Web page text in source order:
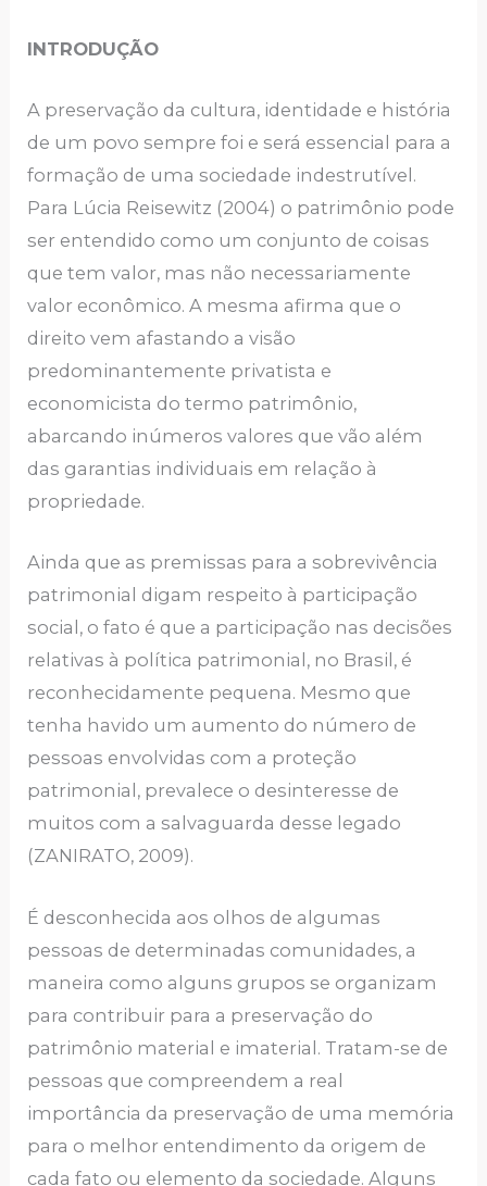
INTRODUÇÃO
A preservação da cultura, identidade e história
de um povo sempre foi e será essencial para a
formação de uma sociedade indestrutível.
Para Lúcia Reisewitz (2004) o patrimônio pode
ser entendido como um conjunto de coisas
que tem valor, mas não necessariamente
valor econômico. A mesma afirma que o
direito vem afastando a visão
predominantemente privatista e
economicista do termo patrimônio,
abarcando inúmeros valores que vão além
das garantias individuais em relação à
propriedade.
Ainda que as premissas para a sobrevivência
patrimonial digam respeito à participação
social, o fato é que a participação nas decisões
relativas à política patrimonial, no Brasil, é
reconhecidamente pequena. Mesmo que
tenha havido um aumento do número de
pessoas envolvidas com a proteção
patrimonial, prevalece o desinteresse de
muitos com a salvaguarda desse legado
(ZANIRATO, 2009).
É desconhecida aos olhos de algumas
pessoas de determinadas comunidades, a
maneira como alguns grupos se organizam
para contribuir para a preservação do
patrimônio material e imaterial. Tratam-se de
pessoas que compreendem a real
importância da preservação de uma memória
para o melhor entendimento da origem de
cada fato ou elemento da sociedade. Alguns